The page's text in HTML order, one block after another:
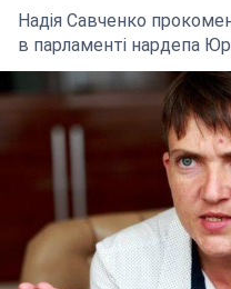
Надія Савченко
в парламенті нардепа